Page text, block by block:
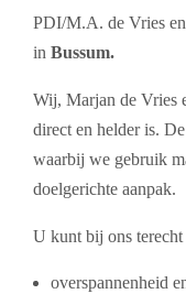
PDI/M.A. de Vries
in Bussum.
Wij, Marjan de Vries
direct en helder is.
waarbij we gebruik
doelgerichte aanpak.
U kunt bij ons
overspannenheid